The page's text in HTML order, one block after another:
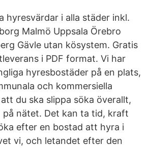
hyresvärdar i alla städer inkl.
Malmö Uppsala Örebro
Gävle utan kösystem. Gratis
i PDF format. Vi har
hyresbostäder på en plats,
och kommersiella
du ska slippa söka överallt,
på nätet. Det kan ta tid, kraft
efter en bostad att hyra i
vi, och letandet efter den